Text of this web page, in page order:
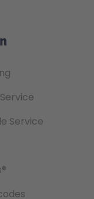
Service